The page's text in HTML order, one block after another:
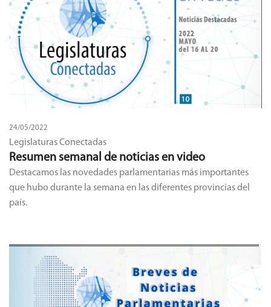
24/05/2022
Legislaturas Conectadas
Resumen semanal de noticias en video
Destacamos las novedades parlamentarias más importantes
que hubo durante la semana en las diferentes provincias del
país.